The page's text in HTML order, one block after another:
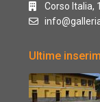
Corso Italia,
Ultime